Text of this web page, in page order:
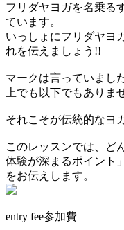
フリダヤヨガを名乗る
ています。
いっしょにフリダヤヨ
れを伝えましょう!!
マークは言っていまし
上でも以下でもありま
それこそが伝統的なヨ
このレッスンでは、ど
体験が深まるポイント
をお伝えします。
entry fee参加費